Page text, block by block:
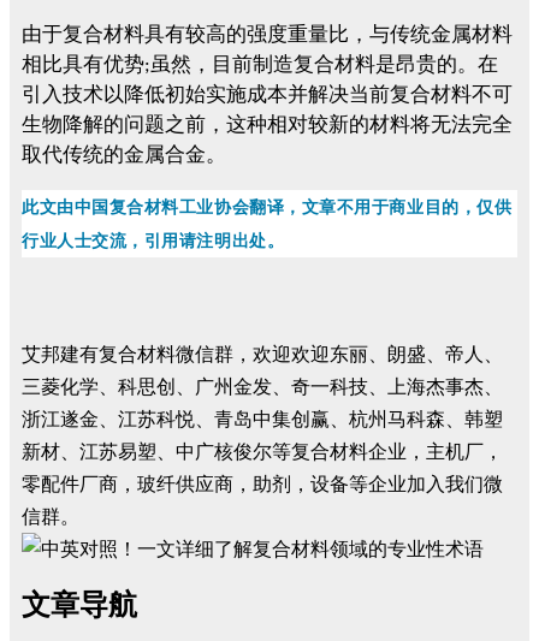
由于复合材料具有较高的强度重量比，与传统金属材料
相比具有优势;虽然，目前制造复合材料是昂贵的。在
引入技术以降低初始实施成本并解决当前复合材料不可
生物降解的问题之前，这种相对较新的材料将无法完全
取代传统的金属合金。
此文由中国复合材料工业协会翻译 ，文章不用于商业目的，仅供
行业人士交流，引 用请注明出处。
艾邦建有复合材料微信群，欢迎欢迎东丽、朗盛、帝人、
三菱化学、科思创、广州金发、奇一科技、上海杰事杰、
浙江遂金、江苏科悦、青岛中集创赢、杭州马科森、韩塑
新材、江苏易塑、中广核俊尔等复合材料企业，主机厂，
零配件厂商，玻纤供应商，助剂，设备等企业加入我们微
信群。
文章导航